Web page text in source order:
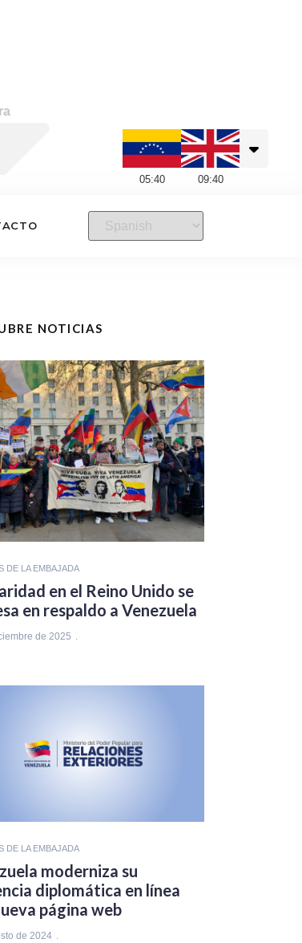
05:40 09:40
NOTICIAS
DE LA EMBAJADA
en el Reino Unido se
en respaldo a Venezuela
de 2025
DE LA EMBAJADA
moderniza su
diplomática en línea
página web
de 2024